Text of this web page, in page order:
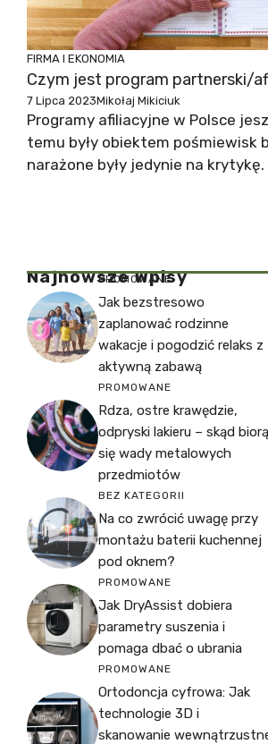
FIRMA I EKONOMIA
Czym jest program partnerski/
7 Lipca 2023Mikołaj Mikiciuk
Programy afiliacyjne w Polsce
temu były obiektem pośmiewisk
narażone były jedynie na krytykę.
Najnowsze Wpisy
PROMOWANE
Jak bezstresowo
zaplanować rodzinne
wakacje i pogodzić relaks z
aktywną zabawą
PROMOWANE
Rdza, ostre krawędzie,
odpryski lakieru – skąd biorą
się wady metalowych
przedmiotów
BEZ KATEGORII
Na co zwrócić uwagę przy
montażu baterii kuchennej
pod oknem?
PROMOWANE
Jak DryAssist dobiera
parametry suszenia i
pomaga dbać o ubrania
PROMOWANE
Ortodoncja cyfrowa: Jak
technologie 3D i
skanowanie